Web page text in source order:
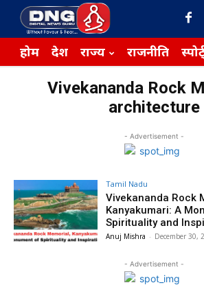
होम देश राज्य राजनीति
Vivekananda Rock
architecture
- Advertisement -
Tamil Nadu
Vivekananda Rock
Kanyakumari: A
Spirituality and
Anuj Mishra - December 30,
- Advertisement -